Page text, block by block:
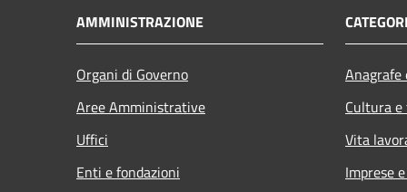
AMMINISTRAZIONE
Organi di Governo
Aree Amministrative
Uffici
Enti e fondazioni
Cultura
Vita
Imprese